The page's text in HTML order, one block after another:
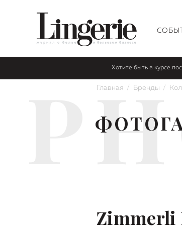
Хотите быть в курсе
Главная Бренды
Zimmerli